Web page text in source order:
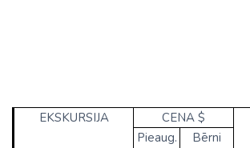
EKSKURSIJA CENA $
Pieaug.
Bērni